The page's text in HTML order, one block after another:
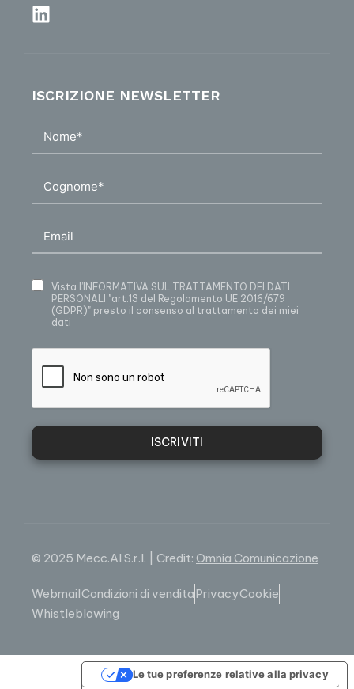
ISCRIZIONE NEWSLETTER
Vista l’INFORMATIVA SUL TRATTAMENTO DEI DATI
PERSONALI
"art.13 del Regolamento UE 2016/679
(GDPR)" presto il consenso al trattamento dei miei
dati
ISCRIVITI
© 2025 Mecc.Al S.r.l. | Credit: Omnia Comunicazione
WebmailCondizioni di venditaPrivacyCookie
Whistleblowing
Le tue preferenze relative alla privacy